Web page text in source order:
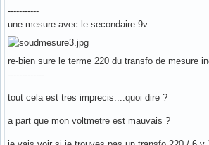
-----------
une mesure avec le secondaire 9v
re-bien sure le terme 220 du transfo de mesure
-------------
tout cela est tres imprecis....quoi dire ?
a part que mon voltmetre est mauvais ?